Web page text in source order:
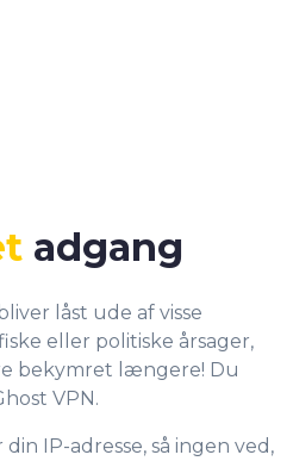
låst ude af visse
eller politiske årsager,
bekymret længere! Du
VPN.
IP-adresse, så ingen ved,
adgang